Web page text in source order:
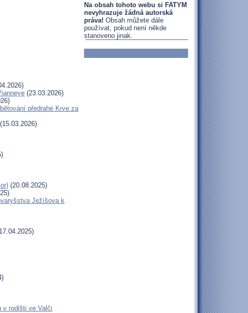
(23.03.2026)
předrahé Krve za
(15.03.2026)
(20.08.2025)
Ježíšova k
v rodišti ve Valči
Na obsah tohoto webu si FATYM
nevyhrazuje žádná autorská
práva! Obsah můžete dále
používat, pokud není někde
stanoveno jinak.